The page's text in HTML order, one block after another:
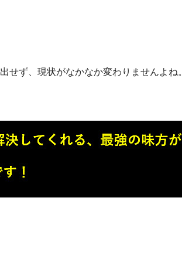
せず、現状がなかなか変わりませんよね。